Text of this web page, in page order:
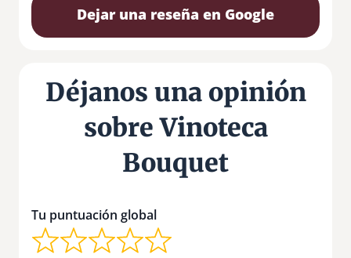
Dejar una reseña en Google
Déjanos una opinión
sobre Vinoteca
Bouquet
Tu puntuación global